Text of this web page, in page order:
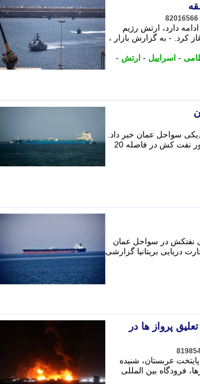
82016566
دارد، ارتش رژیم
کرد. - به گزارش بازار ،
- اسراییل - ارتش -
سواحل عمان خبر داد.
اطلاعیه مرکز عملیات تجارت دریایی بریتانیا (UKMTO) یک شناور نفت کش در فاصله 20
نفتکش در سواحل عمان
دریایی بریتانیا گزارشی
پرواز ها در
عربستان، شنیده
فرودگاه بین المللی